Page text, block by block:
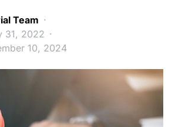
Team
31, 2022
10, 2024